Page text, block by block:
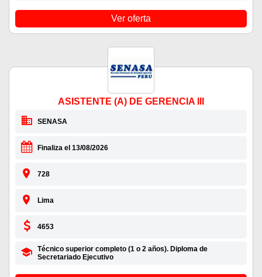
Ver oferta
ASISTENTE (A) DE GERENCIA III
SENASA
Finaliza el 13/08/2026
728
Lima
4653
Técnico superior completo (1 o 2 años). Diploma de
Secretariado Ejecutivo